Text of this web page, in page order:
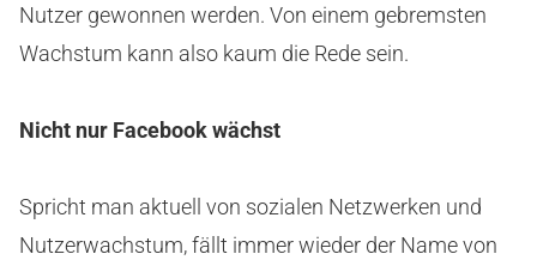
Nutzer gewonnen werden. Von einem gebremsten
Wachstum kann also kaum die Rede sein.
Nicht nur Facebook wächst
Spricht man aktuell von sozialen Netzwerken und
Nutzerwachstum, fällt immer wieder der Name von